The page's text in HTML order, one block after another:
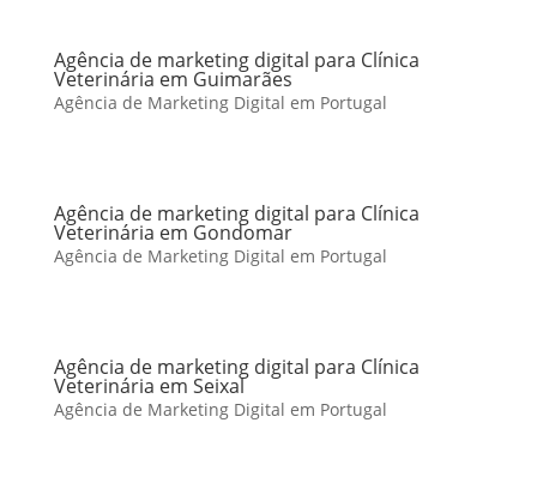
Agência de marketing digital para Clínica
Veterinária em Guimarães
Agência de Marketing Digital em Portugal
Agência de marketing digital para Clínica
Veterinária em Gondomar
Agência de Marketing Digital em Portugal
Agência de marketing digital para Clínica
Veterinária em Seixal
Agência de Marketing Digital em Portugal